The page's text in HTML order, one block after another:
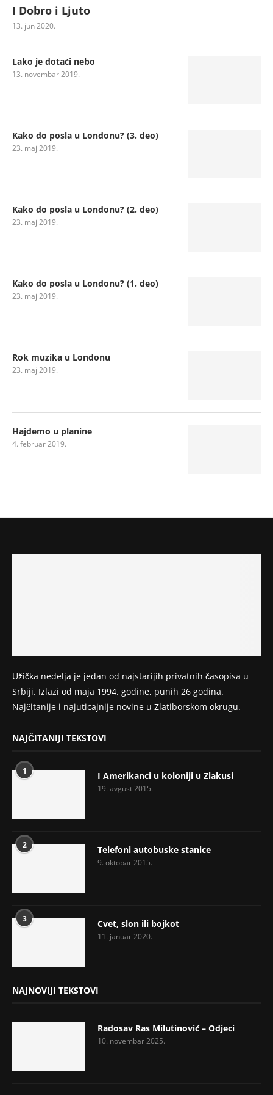
I Dobro i Ljuto
13. jun 2020.
Lako je dotaći nebo
13. novembar 2019.
Kako do posla u Londonu? (3. deo)
23. maj 2019.
Kako do posla u Londonu? (2. deo)
23. maj 2019.
Kako do posla u Londonu? (1. deo)
23. maj 2019.
Rok muzika u Londonu
23. maj 2019.
Hajdemo u planine
4. februar 2019.
Užička nedelja je jedan od najstarijih privatnih časopisa u
Srbiji. Izlazi od maja 1994. godine, punih 26 godina.
Najčitanije i najuticajnije novine u Zlatiborskom okrugu.
NAJČITANIJI TEKSTOVI
1 I Amerikanci u koloniji u Zlakusi
19. avgust 2015.
2 Telefoni autobuske stanice
9. oktobar 2015.
3 Cvet, slon ili bojkot
11. januar 2020.
NAJNOVIJI TEKSTOVI
Radosav Ras Milutinović – Odjeci
10. novembar 2025.